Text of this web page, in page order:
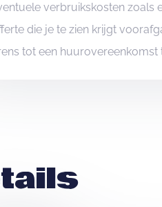
verbruikskosten zoals
die je te zien krijgt
tot een huurovereenkomst